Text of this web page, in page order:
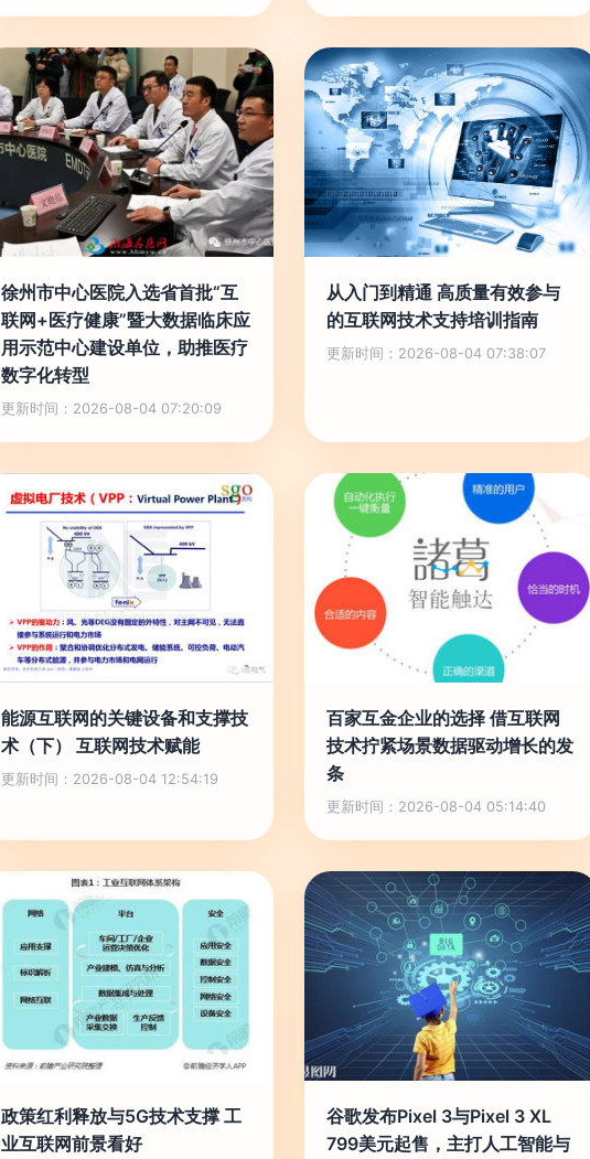
徐州市中心医院入选省首批“互
联网+医疗健康”暨大数据临床应
用示范中心建设单位，助推医疗
数字化转型
更新时间：2026-08-04 07:20:09
从入门到精通 高质量有效参与
的互联网技术支持培训指南
更新时间：2026-08-04 07:38:07
能源互联网的关键设备和支撑技
术（下） 互联网技术赋能
更新时间：2026-08-04 12:54:19
百家互金企业的选择 借互联网
技术拧紧场景数据驱动增长的发
条
更新时间：2026-08-04 05:14:40
政策红利释放与5G技术支撑 工
业互联网前景看好
谷歌发布Pixel 3与Pixel 3 XL
799美元起售，主打人工智能与